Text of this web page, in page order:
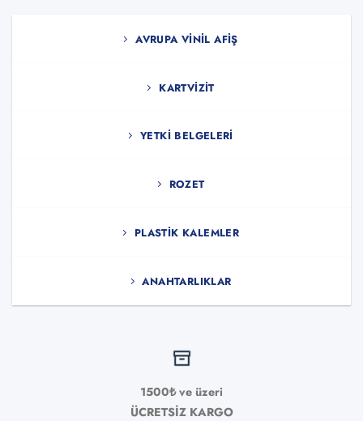
AVRUPA VINIL AFIŞ
KARTVIZIT
YETKI BELGELERI
ROZET
PLASTIK KALEMLER
ANAHTARLIKLAR
1500₺ ve üzeri
ÜCRETSİZ KARGO